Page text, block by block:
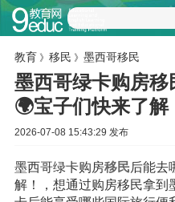
教育 》 移民 》 墨西哥移民
墨西哥绿卡购房移
🌍宝子们快来了解
2026-07-08 15:43:29 发布
墨西哥绿卡购房移民后能去
解！，想通过购房移民拿到